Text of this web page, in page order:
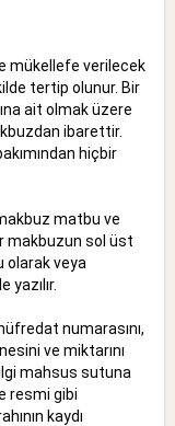
mükellefe verilecek
tertip olunur. Bir
ait olmak üzere
ibarettir.
hiçbir
matbu ve
makbuzun sol üst
olarak veya
numarasını,
ve miktarını
mahsus sutuna
resmi gibi
kaydı